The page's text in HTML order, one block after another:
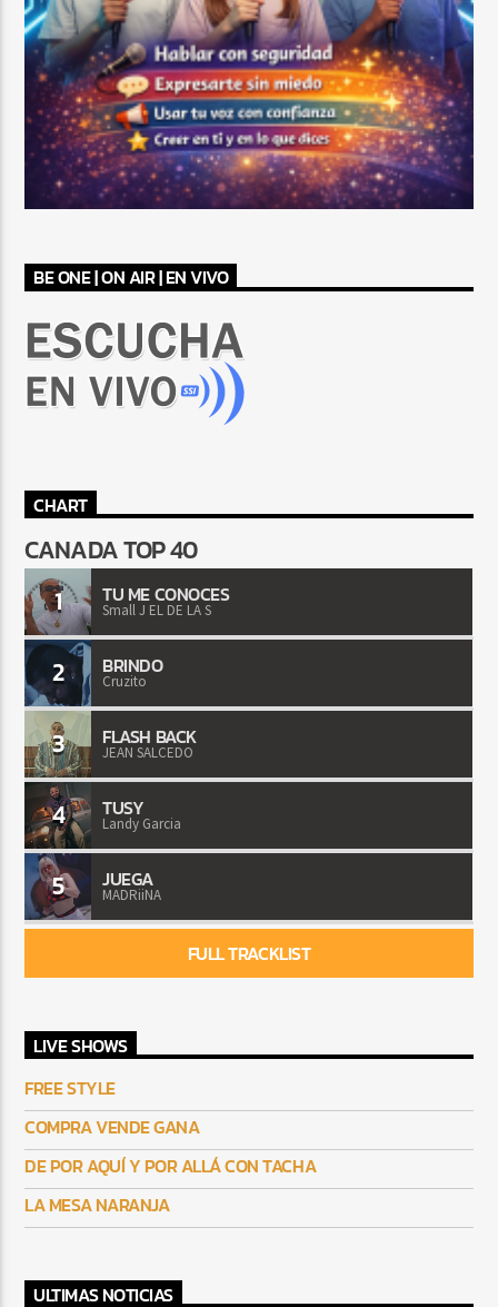
BE ONE | ON AIR | EN VIVO
CHART
CANADA TOP 40
1 TU ME CONOCES
Small J EL DE LA S
2 BRINDO
Cruzito
3 FLASH BACK
JEAN SALCEDO
4 TUSY
Landy Garcia
5 JUEGA
MADRiiNA
FULL TRACKLIST
LIVE SHOWS
FREE STYLE
COMPRA VENDE GANA
DE POR AQUÍ Y POR ALLÁ CON TACHA
LA MESA NARANJA
ULTIMAS NOTICIAS